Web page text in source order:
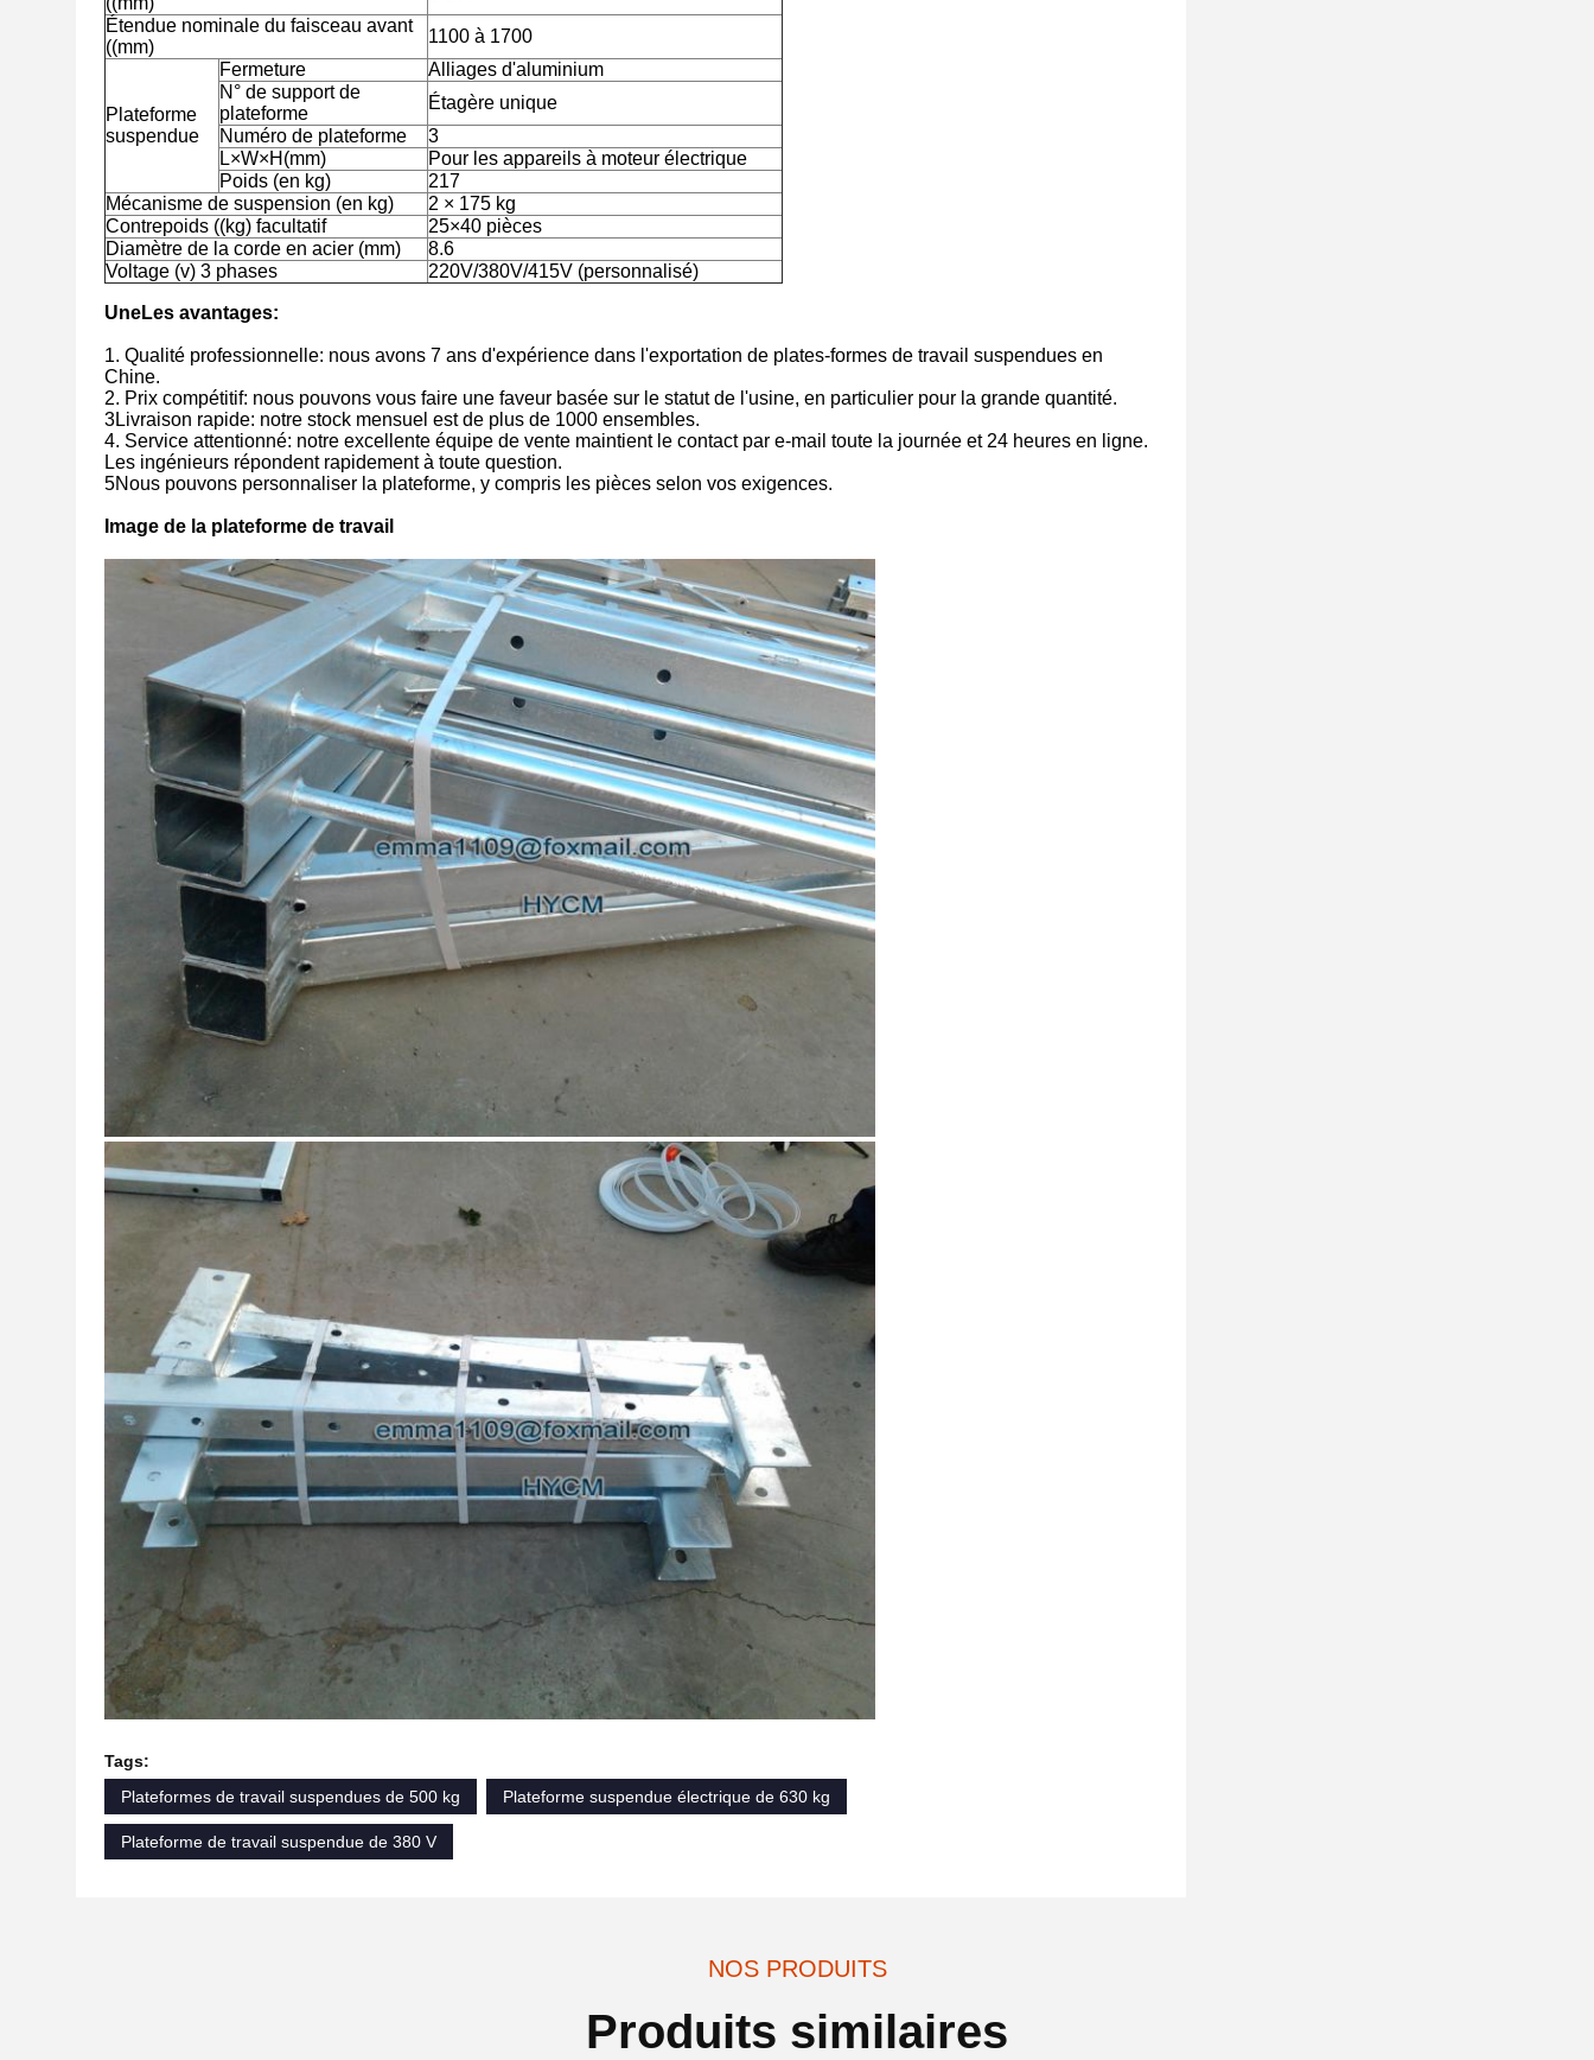
Étendue nominale du faisceau avant
((mm)
1100 à 1700
Plateforme
suspendue
Fermeture
Alliages d'aluminium
N° de support de
plateforme
Étagère unique
Numéro de plateforme
3
L×W×H(mm)
Pour les appareils à moteur électrique
Poids (en kg)
217
Mécanisme de suspension (en kg)
2 × 175 kg
Contrepoids ((kg) facultatif
25×40 pièces
Diamètre de la corde en acier (mm)
8.6
Voltage (v) 3 phases
220V/380V/415V (personnalisé)
UneLes avantages:
1. Qualité professionnelle: nous avons 7 ans d'expérience dans l'exportation de plates-formes de travail suspendues en
Chine.
2. Prix compétitif: nous pouvons vous faire une faveur basée sur le statut de l'usine, en particulier pour la grande quantité.
3Livraison rapide: notre stock mensuel est de plus de 1000 ensembles.
4. Service attentionné: notre excellente équipe de vente maintient le contact par e-mail toute la journée et 24 heures en ligne.
Les ingénieurs répondent rapidement à toute question.
5Nous pouvons personnaliser la plateforme, y compris les pièces selon vos exigences.
Image de la plateforme de travail
Tags:
Plateformes de travail suspendues de 500 kg
Plateforme suspendue électrique de 630 kg
Plateforme de travail suspendue de 380 V
NOS PRODUITS
Produits similaires